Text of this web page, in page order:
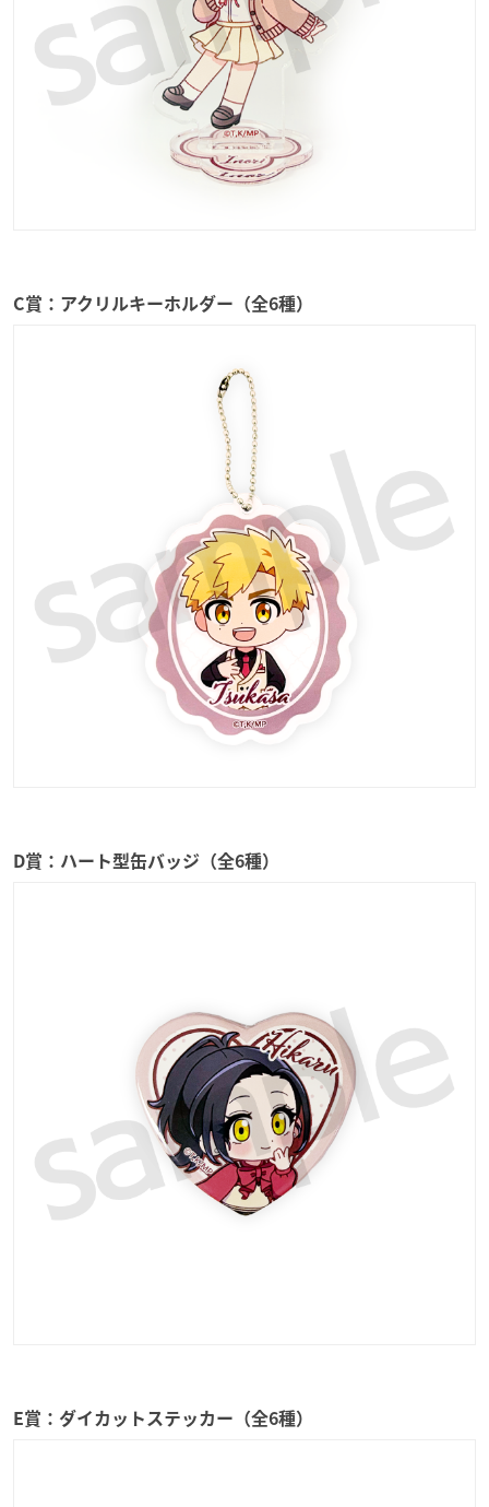
C賞：アクリルキーホルダー（全6種）
D賞：ハート型缶バッジ（全6種）
E賞：ダイカットステッカー（全6種）